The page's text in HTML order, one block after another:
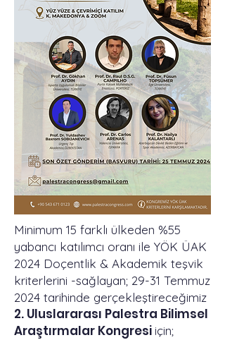
Minimum 15 farklı ülkeden %55
yabancı katılımcı oranı ile YÖK ÜAK
2024 Doçentlik & Akademik teşvik
kriterlerini -sağlayan; 29-31 Temmuz
2024 tarihinde gerçekleştireceğimiz
2. Uluslararası Palestra Bilimsel
Araştırmalar Kongresi için;